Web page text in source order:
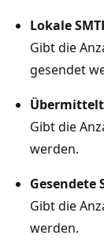
Lokale
Gibt die
gesendet
Gibt die
werden.
Gesendete
Gibt die
werden.